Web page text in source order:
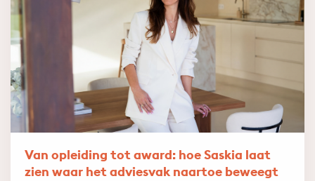
Van opleiding tot award: hoe Saskia laat
zien waar het adviesvak naartoe beweegt